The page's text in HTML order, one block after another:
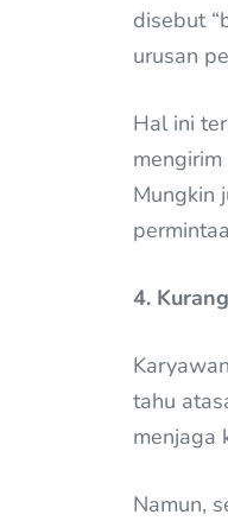
disebut
urusan
Hal ini
Mungkin
4.
tahu
menjaga
Namun,